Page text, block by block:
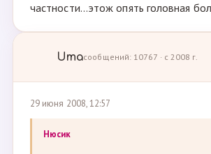
частности...этож опять головная
Umaсообщений: 10767 · с 2008 г.
29 июня 2008, 12:57
Нюсик